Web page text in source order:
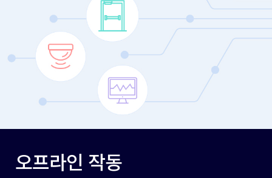
오프라인 작동